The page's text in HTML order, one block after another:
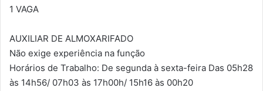
1 VAGA
AUXILIAR DE ALMOXARIFADO
Não exige experiência na função
Horários de Trabalho: De segunda à sexta-feira Das 05h28
às 14h56/ 07h03 às 17h00h/ 15h16 às 00h20